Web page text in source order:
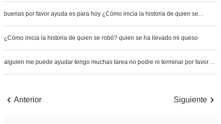
buenas por favor ayuda es para hoy ¿Cómo inicia la historia de quien se…
¿Cómo inicia la historia de quien se robó? quien se ha llevado mi queso
alguien me puede ayudar tengo muchas tarea no podre ni terminar por favor…
Anterior Siguiente